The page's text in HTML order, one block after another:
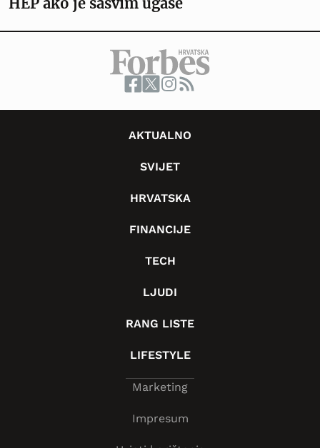
AKTUALNO
SVIJET
HRVATSKA
FINANCIJE
TECH
LJUDI
RANG LISTE
LIFESTYLE
Marketing
Impresum